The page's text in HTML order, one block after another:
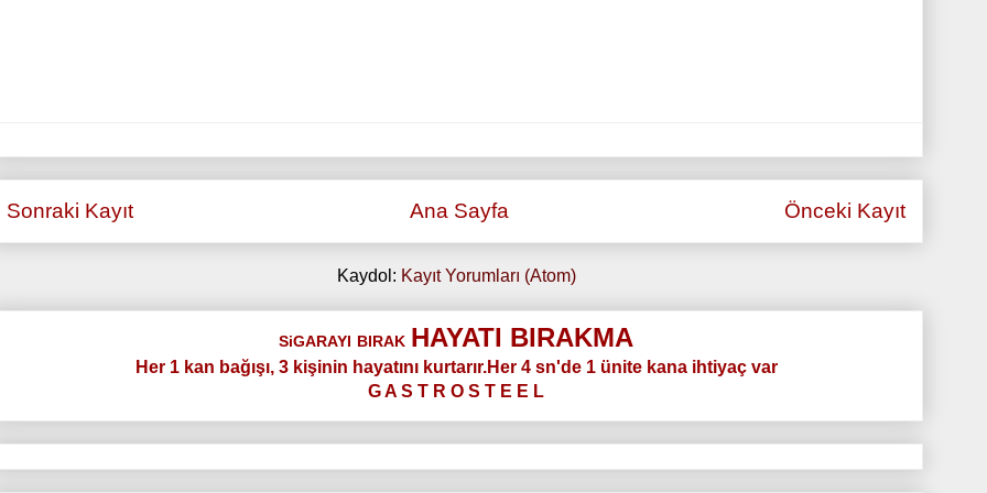
Sonraki Kayıt Önceki Kayıt
Ana Sayfa
Kaydol: Kayıt Yorumları (Atom)
SiGARAYI BIRAK HAYATI BIRAKMA
Her 1 kan bağışı, 3 kişinin hayatını kurtarır.Her 4 sn'de 1 ünite kana ihtiyaç var
G A S T R O S T E E L